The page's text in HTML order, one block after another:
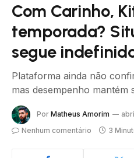
Com Carinho,
temporada?
segue
Plataforma ainda não
mas desempenho mantém
Por Matheus Amorim
Nenhum comentário
3